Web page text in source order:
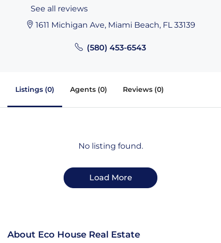
See all reviews
1611 Michigan Ave, Miami Beach, FL 33139
(580) 453-6543
Listings (0) Agents (0) Reviews (0)
No listing found.
Load More
About Eco House Real Estate